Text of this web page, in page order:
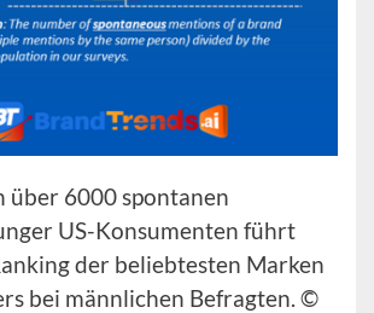
über 6000 spontanen
US-Konsumenten führt
der beliebtesten Marken
bei männlichen Befragten. ©